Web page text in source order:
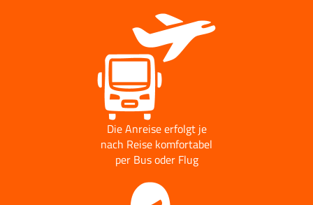
Die Anreise erfolgt je
nach Reise komfortabel
per Bus oder Flug